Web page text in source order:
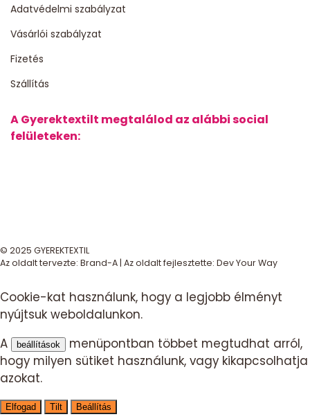
Adatvédelmi szabályzat
Vásárlói szabályzat
Fizetés
Szállítás
A Gyerektextilt megtalálod az alábbi social
felületeken:
© 2025 GYEREKTEXTIL
Az oldalt tervezte: Brand-A | Az oldalt fejlesztette: Dev Your Way
Cookie-kat használunk, hogy a legjobb élményt
nyújtsuk weboldalunkon.
A
beállítások
menüpontban többet megtudhat arról,
hogy milyen sütiket használunk, vagy kikapcsolhatja
azokat.
Elfogad Tilt Beállítás